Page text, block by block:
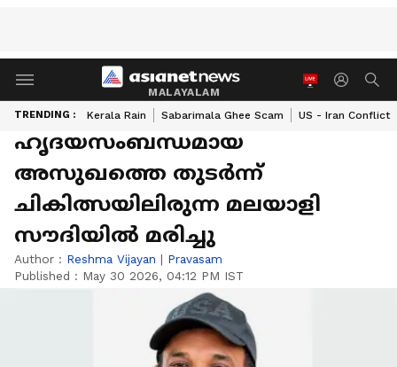
MALAYALAM
TRENDING : Kerala Rain Sabarimala Ghee Scam US - Iran Conflict
ഹൃദയസംബന്ധമായ
അസുഖത്തെ തുടർന്ന്
ചികിത്സയിലിരുന്ന മലയാളി
സൗദിയിൽ മരിച്ചു
Author : Reshma Vijayan | Pravasam
Published : May 30 2026, 04:12 PM IST